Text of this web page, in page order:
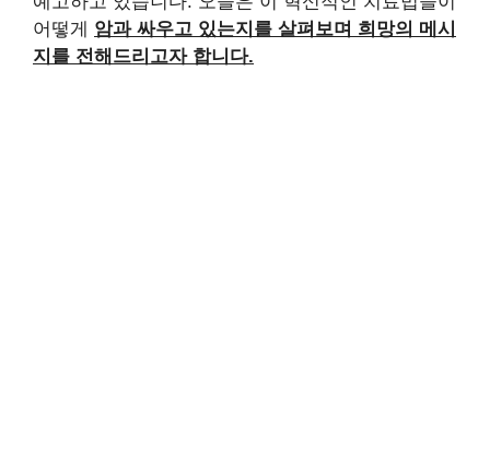
어떻게 암과 싸우고 있는지를 살펴보며 희망의 메시
지를 전해드리고자 합니다.